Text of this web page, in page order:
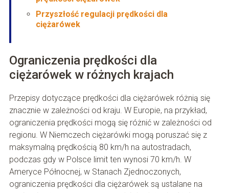
Przyszłość regulacji prędkości dla
ciężarówek
Ograniczenia prędkości dla
ciężarówek w różnych krajach
Przepisy dotyczące prędkości dla ciężarówek różnią się
znacznie w zależności od kraju. W Europie, na przykład,
ograniczenia prędkości mogą się różnić w zależności od
regionu. W Niemczech ciężarówki mogą poruszać się z
maksymalną prędkością 80 km/h na autostradach,
podczas gdy w Polsce limit ten wynosi 70 km/h. W
Ameryce Północnej, w Stanach Zjednoczonych,
ograniczenia prędkości dla ciężarówek są ustalane na